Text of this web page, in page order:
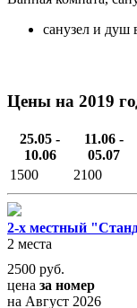
санузел и душ
Цены на 2019
25.05 -
10.06
11.06 -
05.07
1500
2100
2-х местный
2 места
2500 руб.
цена за номер
на Август 2026